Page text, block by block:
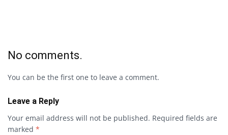
No comments.
You can be the first one to leave a comment.
Leave a Reply
Your email address will not be published. Required fields are
marked *